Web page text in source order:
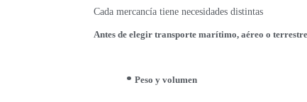
Cada mercancía tiene necesidades distintas
Antes de elegir transporte marítimo, aéreo o
Peso y volumen